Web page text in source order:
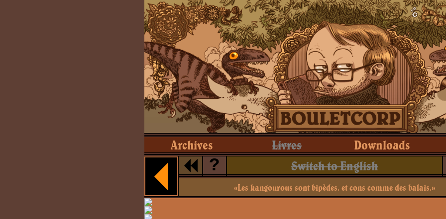
Archives Livres Downloads
? Switch to English
«Les kangourous sont bipèdes, et cons comme des balais.»